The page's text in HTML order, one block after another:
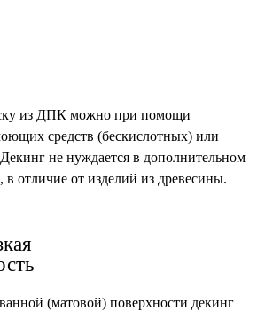
из ДПК можно при помощи
средств (бескислотных) или
не нуждается в дополнительном
отличие от изделий из древесины.
(матовой) поверхности декинг